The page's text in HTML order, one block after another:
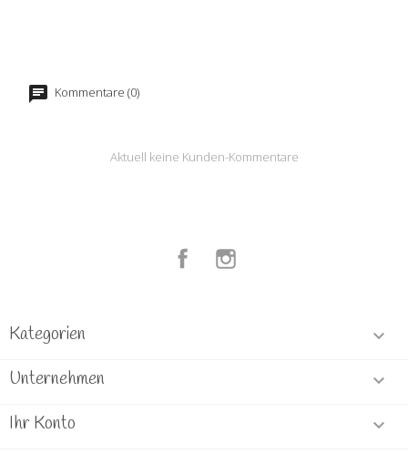
Kommentare (0)
Aktuell keine Kunden-Kommentare
Facebook
Kategorien 
Unternehmen 
Ihr Konto 